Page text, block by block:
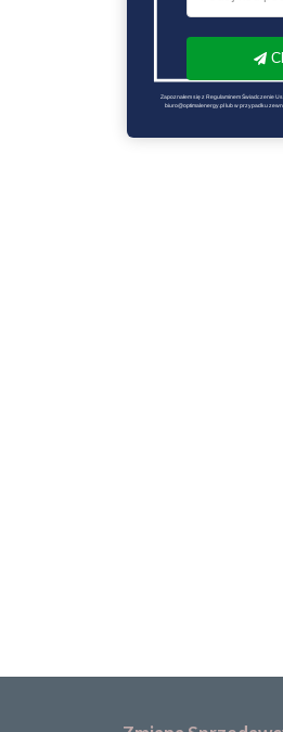
Zapoznałem się z Regulaminem Świadczenie
biuro@optimalenergy.pl lub w przypadku